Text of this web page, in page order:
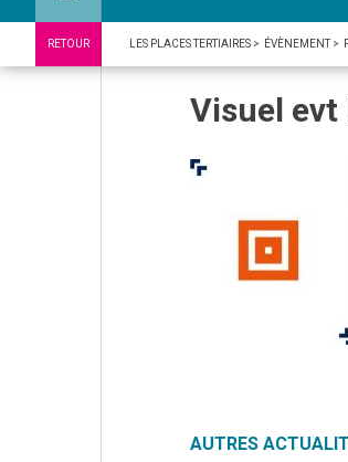
RETOUR LES PLACES TERTIAIRES > ÉVÈNEMENT>
Visuel evt
AUTRES